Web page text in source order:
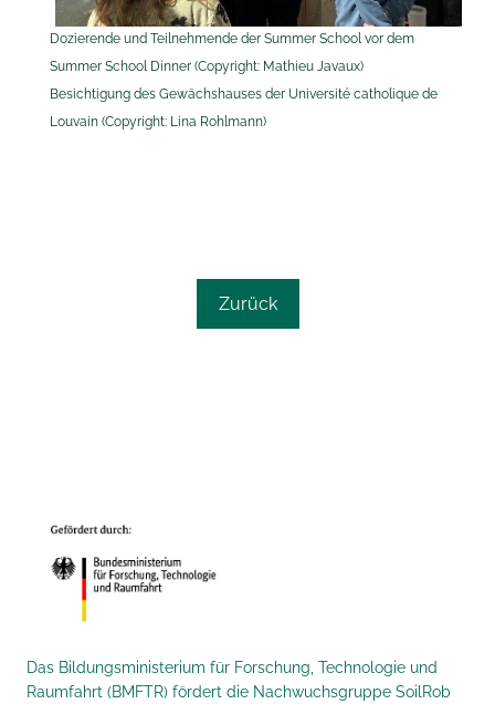
Dozierende und Teilnehmende der Summer School vor dem
Summer School Dinner (Copyright: Mathieu Javaux)
Besichtigung des Gewächshauses der Université catholique de
Louvain (Copyright: Lina Rohlmann)
Zurück
Das Bildungsministerium für Forschung, Technologie und
Raumfahrt (BMFTR) fördert die Nachwuchsgruppe SoilRob